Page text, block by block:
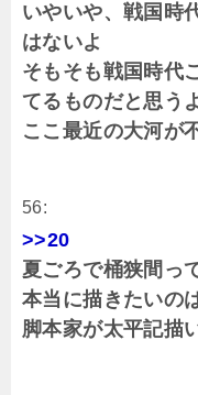
いやいや、戦国時
はないよ
そもそも戦国時代
てるものだと思う
ここ最近の大河が
56:
>>20
夏ごろで桶狭間っ
本当に描きたいの
脚本家が太平記描